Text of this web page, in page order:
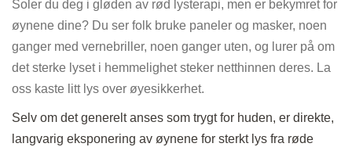
Soler du deg i gløden av rød lysterapi, men er bekymret for
øynene dine? Du ser folk bruke paneler og masker, noen
ganger med vernebriller, noen ganger uten, og lurer på om
det sterke lyset i hemmelighet steker netthinnen deres. La
oss kaste litt lys over øyesikkerhet.
Selv om det generelt anses som trygt for huden, er direkte,
langvarig eksponering av øynene for sterkt lys fra røde